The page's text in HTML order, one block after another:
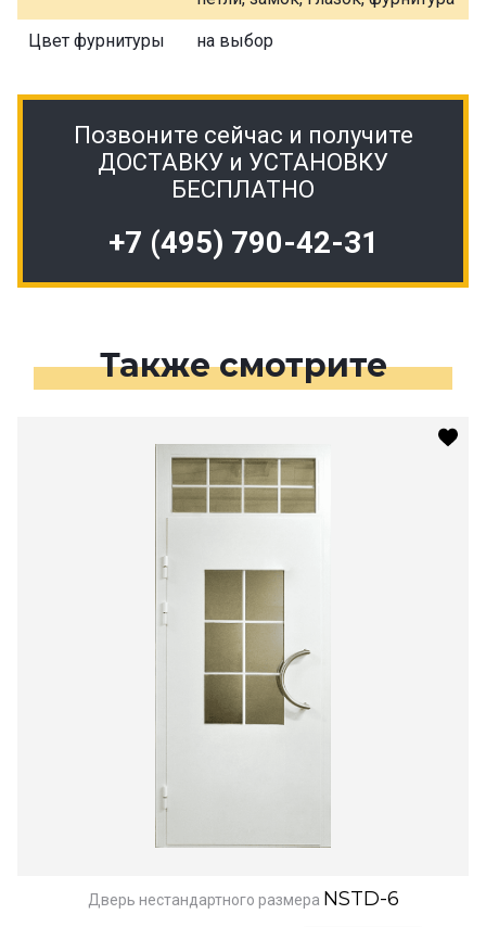
Цвет фурнитуры на выбор
Позвоните сейчас и получите
ДОСТАВКУ и УСТАНОВКУ
БЕСПЛАТНО
+7 (495) 790-42-31
Также смотрите
Дверь нестандартного размера NSTD-6